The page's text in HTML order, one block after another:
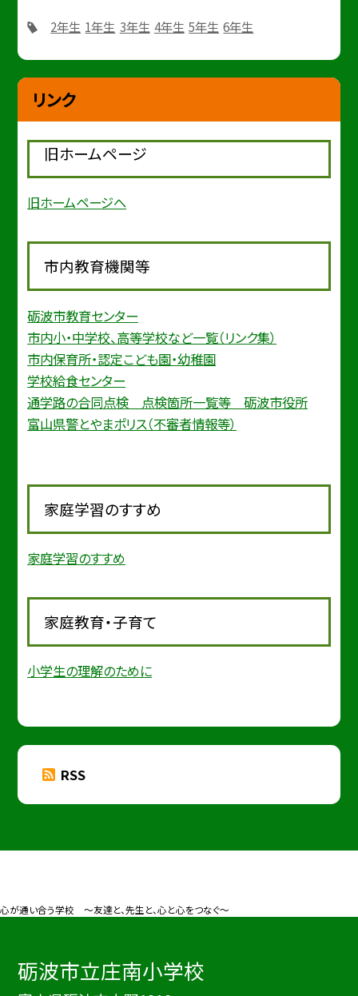
2年生 1年生 3年生 4年生 5年生 6年生
リンク
旧ホームページ
旧ホームページへ
市内教育機関等
砺波市教育センター
市内小・中学校、高等学校など一覧（リンク集）
市内保育所・認定こども園・幼稚園
学校給食センター
通学路の合同点検 点検箇所一覧等 砺波市役所
富山県警とやまポリス（不審者情報等）
家庭学習のすすめ
家庭学習のすすめ
家庭教育・子育て
小学生の理解のために
RSS
心が通い合う学校 ～友達と、先生と、心と心をつなぐ～
砺波市立庄南小学校